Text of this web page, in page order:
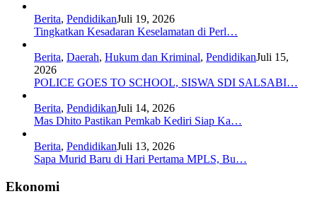
Berita, PendidikanJuli 19, 2026
Tingkatkan Kesadaran Keselamatan di Perl…
Berita, Daerah, Hukum dan Kriminal, PendidikanJuli 15,
2026
POLICE GOES TO SCHOOL, SISWA SDI SALSABI…
Berita, PendidikanJuli 14, 2026
Mas Dhito Pastikan Pemkab Kediri Siap Ka…
Berita, PendidikanJuli 13, 2026
Sapa Murid Baru di Hari Pertama MPLS, Bu…
Ekonomi